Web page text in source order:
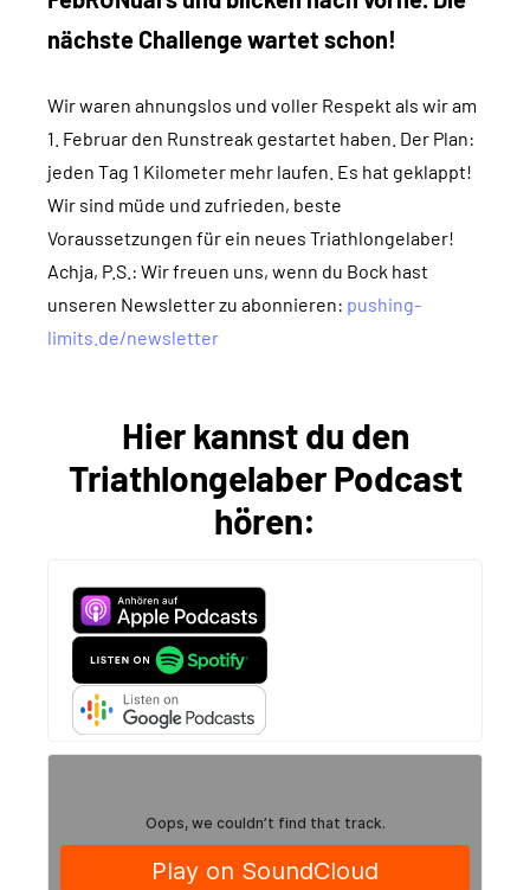
nächste Challenge wartet schon!
Wir waren ahnungslos und voller Respekt als wir am
1. Februar den Runstreak gestartet haben. Der Plan:
jeden Tag 1 Kilometer mehr laufen. Es hat geklappt!
Wir sind müde und zufrieden, beste
Voraussetzungen für ein neues Triathlongelaber!
Achja, P.S.: Wir freuen uns, wenn du Bock hast
unseren Newsletter zu abonnieren: pushing-
limits.de/newsletter
Hier kannst du den
Triathlongelaber Podcast
hören: